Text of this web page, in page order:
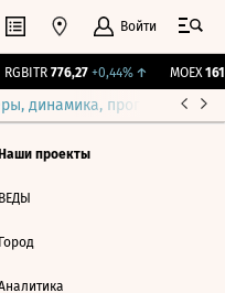
Войти
RGBITR 776,27 +0,44%↑ MOEX
динамика, прогнозы
Наши проекты
ВЕДЫ
Город